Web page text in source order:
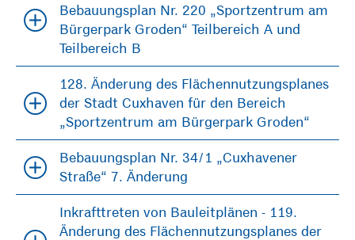
Bebauungsplan Nr. 220 „Sportzentrum am
Bürgerpark Groden“ Teilbereich A und
Teilbereich B
128. Änderung des Flächennutzungsplanes
der Stadt Cuxhaven für den Bereich
„Sportzentrum am Bürgerpark Groden“
Bebauungsplan Nr. 34/1 „Cuxhavener
Straße“ 7. Änderung
Inkrafttreten von Bauleitplänen - 119.
Änderung des Flächennutzungsplanes der